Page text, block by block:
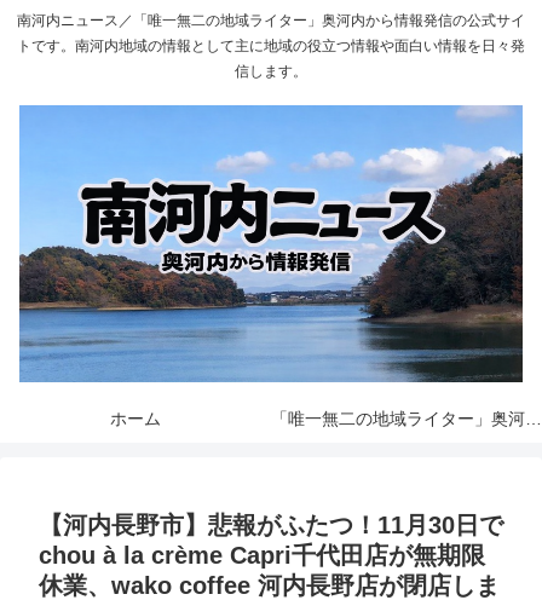
南河内ニュース／「唯一無二の地域ライター」奥河内から情報発信の公式サイ
トです。南河内地域の情報として主に地域の役立つ情報や面白い情報を日々発
信します。
ホーム
【河内長野市】悲報がふたつ！11月30日で
chou à la crème Capri千代田店が無期限
休業、wako coffee 河内長野店が閉店しま